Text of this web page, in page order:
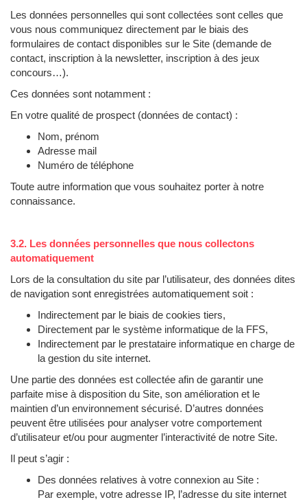
Les données personnelles qui sont collectées sont celles que
vous nous communiquez directement par le biais des
formulaires de contact disponibles sur le Site (demande de
contact, inscription à la newsletter, inscription à des jeux
concours…).
Ces données sont notamment :
En votre qualité de prospect (données de contact) :
Nom, prénom
Adresse mail
Numéro de téléphone
Toute autre information que vous souhaitez porter à notre
connaissance.
3.2. Les données personnelles que nous collectons
automatiquement
Lors de la consultation du site par l’utilisateur, des données dites
de navigation sont enregistrées automatiquement soit :
Indirectement par le biais de cookies tiers,
Directement par le système informatique de la FFS,
Indirectement par le prestataire informatique en charge de
la gestion du site internet.
Une partie des données est collectée afin de garantir une
parfaite mise à disposition du Site, son amélioration et le
maintien d’un environnement sécurisé. D’autres données
peuvent être utilisées pour analyser votre comportement
d’utilisateur et/ou pour augmenter l’interactivité de notre Site.
Il peut s’agir :
Des données relatives à votre connexion au Site :
Par exemple, votre adresse IP, l’adresse du site internet